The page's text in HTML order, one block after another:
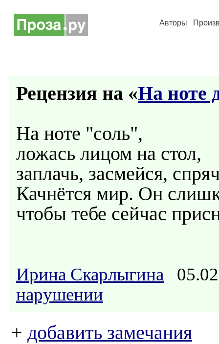
Авторы
Рецензия на «На ноте
На ноте "соль",
ложась лицом на стол,
заплачь, засмейся,
Качнётся мир. Он
чтобы тебе сейчас
Ирина Скарлыгина
нарушении
+ добавить замечания